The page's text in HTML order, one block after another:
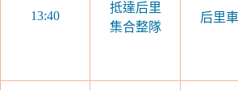
13:40
抵達后里
集合整隊
后里